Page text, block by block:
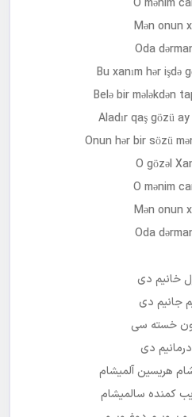
O mənim
Mən onun
Oda
Bu xanım hər işdə
Belə bir mələkdən
Aladır qaş gözü
Onun hər bir sözü
O gözəl
O mənim
Mən onun
Oda
خانیم دی
جانیم دی
خسته سی
درمانیم دی
هریسین آلمیشام
کمنده سالمیشام